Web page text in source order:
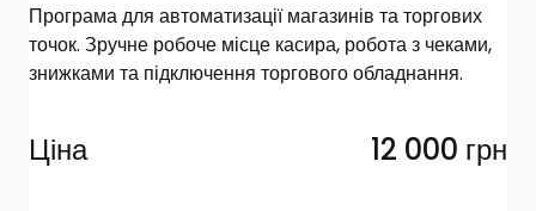
Програма для автоматизації магазинів та торгових
точок. Зручне робоче місце касира, робота з чеками,
знижками та підключення торгового обладнання.
Ціна 12 000 грн